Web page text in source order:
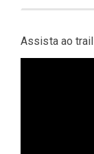
Assista ao